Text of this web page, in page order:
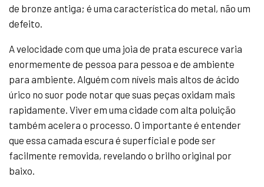
de bronze antiga; é uma característica do metal, não um
defeito.
A velocidade com que uma joia de prata escurece varia
enormemente de pessoa para pessoa e de ambiente
para ambiente. Alguém com níveis mais altos de ácido
úrico no suor pode notar que suas peças oxidam mais
rapidamente. Viver em uma cidade com alta poluição
também acelera o processo. O importante é entender
que essa camada escura é superficial e pode ser
facilmente removida, revelando o brilho original por
baixo.